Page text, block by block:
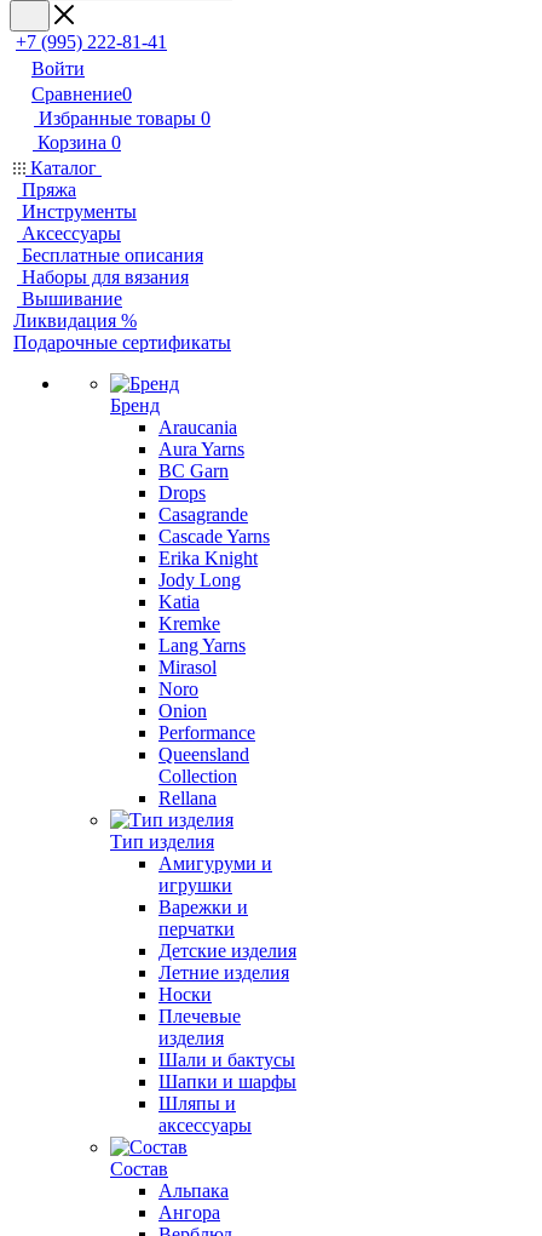
+7 (995) 222-81-41
Войти
Сравнение0
Избранные товары 0
Корзина 0
Каталог
Пряжа
Инструменты
Аксессуары
Бесплатные описания
Наборы для вязания
Вышивание
Ликвидация %
Подарочные сертификаты
Бренд
Araucania
Aura Yarns
BC Garn
Drops
Casagrande
Cascade Yarns
Erika Knight
Jody Long
Katia
Kremke
Lang Yarns
Mirasol
Noro
Onion
Performance
Queensland
Collection
Rellana
Тип изделия
Амигуруми и
игрушки
Варежки и
перчатки
Детские изделия
Летние изделия
Носки
Плечевые
изделия
Шали и бактусы
Шапки и шарфы
Шляпы и
аксессуары
Состав
Альпака
Ангора